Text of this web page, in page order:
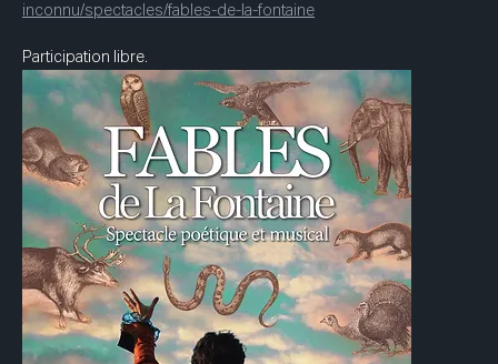
inconnu/spectacles/fables-de-la-fontaine
Participation libre.